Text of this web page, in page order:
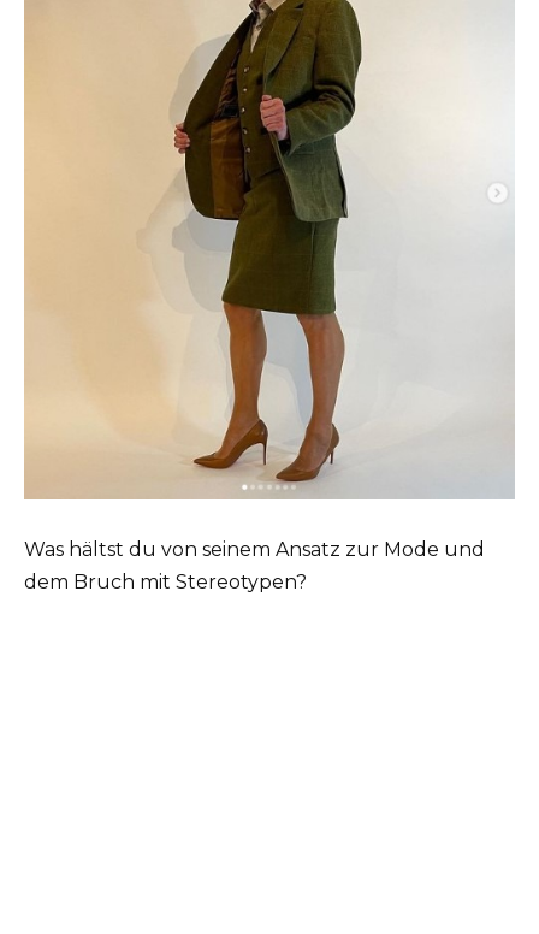
Was hältst du von seinem Ansatz zur Mode und
dem Bruch mit Stereotypen?